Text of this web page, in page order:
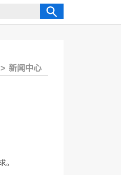
> 新闻中心
。